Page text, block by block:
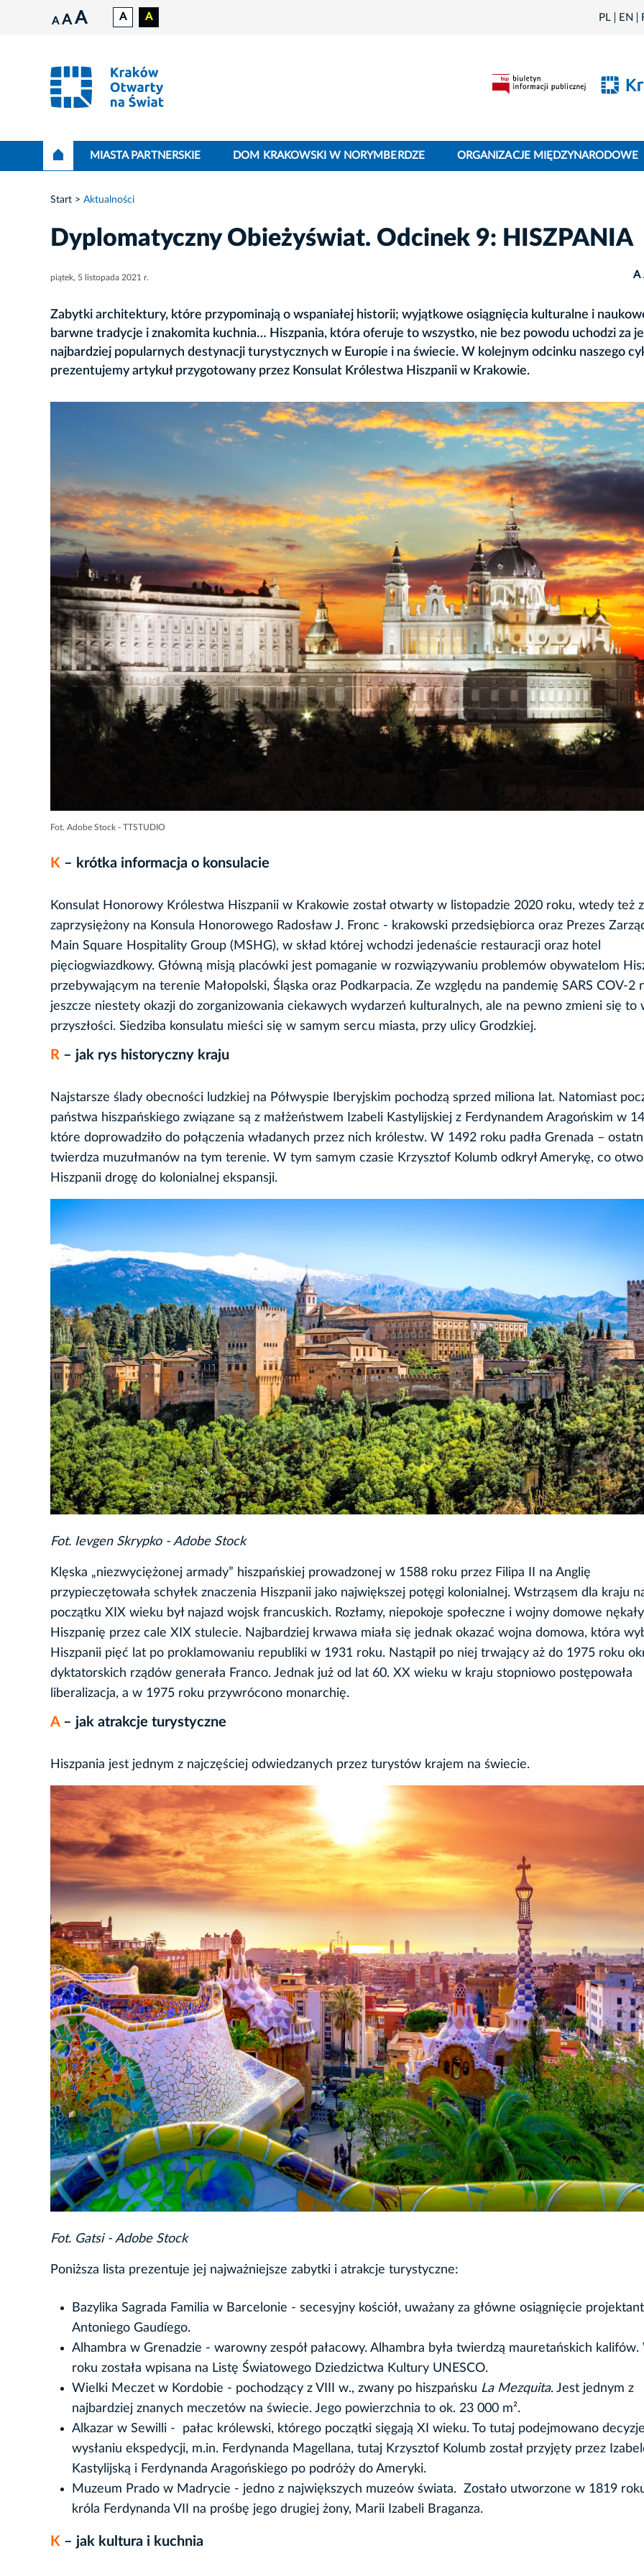
A A A A A PL EN
MIASTA PARTNERSKIE DOM KRAKOWSKI W NORYMBERDZE ORGANIZACJE MIĘDZYNARODOWE
Start Aktualności
Dyplomatyczny Obieżyświat. Odcinek 9: HISZPANIA
piątek, 5 listopada 2021 r. A
Zabytki architektury, które przypominają o wspaniałej historii; wyjątkowe osiągnięcia kulturalne i
barwne tradycje i znakomita kuchnia… Hiszpania, która oferuje to wszystko, nie bez powodu uchodzi za
najbardziej popularnych destynacji turystycznych w Europie i na świecie. W kolejnym odcinku naszego
prezentujemy artykuł przygotowany przez Konsulat Królestwa Hiszpanii w Krakowie.
Fot. Adobe Stock - TTSTUDIO
K – krótka informacja o konsulacie
Konsulat Honorowy Królestwa Hiszpanii w Krakowie został otwarty w listopadzie 2020 roku, wtedy też
zaprzysiężony na Konsula Honorowego Radosław J. Fronc - krakowski przedsiębiorca oraz Prezes
Main Square Hospitality Group (MSHG), w skład której wchodzi jedenaście restauracji oraz hotel
pięciogwiazdkowy. Główną misją placówki jest pomaganie w rozwiązywaniu problemów obywatelom
przebywającym na terenie Małopolski, Śląska oraz Podkarpacia. Ze względu na pandemię SARS COV-2
jeszcze niestety okazji do zorganizowania ciekawych wydarzeń kulturalnych, ale na pewno zmieni się to
przyszłości. Siedziba konsulatu mieści się w samym sercu miasta, przy ulicy Grodzkiej.
R – jak rys historyczny kraju
Najstarsze ślady obecności ludzkiej na Półwyspie Iberyjskim pochodzą sprzed miliona lat. Natomiast
państwa hiszpańskiego związane są z małżeństwem Izabeli Kastylijskiej z Ferdynandem Aragońskim w
które doprowadziło do połączenia władanych przez nich królestw. W 1492 roku padła Grenada –
twierdza muzułmanów na tym terenie. W tym samym czasie Krzysztof Kolumb odkrył Amerykę, co
Hiszpanii drogę do kolonialnej ekspansji.
Fot. Ievgen Skrypko - Adobe Stock
Klęska „niezwyciężonej armady” hiszpańskiej prowadzonej w 1588 roku przez Filipa II na Anglię
przypieczętowała schyłek znaczenia Hiszpanii jako największej potęgi kolonialnej. Wstrząsem dla kraju
początku XIX wieku był najazd wojsk francuskich. Rozłamy, niepokoje społeczne i wojny domowe nękały
Hiszpanię przez cale XIX stulecie. Najbardziej krwawa miała się jednak okazać wojna domowa, która
Hiszpanii pięć lat po proklamowaniu republiki w 1931 roku. Nastąpił po niej trwający aż do 1975 roku
dyktatorskich rządów generała Franco. Jednak już od lat 60. XX wieku w kraju stopniowo postępowała
liberalizacja, a w 1975 roku przywrócono monarchię.
A– jak atrakcje turystyczne
Hiszpania jest jednym z najczęściej odwiedzanych przez turystów krajem na świecie.
Fot. Gatsi - Adobe Stock
Poniższa lista prezentuje jej najważniejsze zabytki i atrakcje turystyczne:
Bazylika Sagrada Familia w Barcelonie - secesyjny kościół, uważany za główne osiągnięcie
Antoniego Gaudíego.
Alhambra w Grenadzie - warowny zespół pałacowy. Alhambra była twierdzą mauretańskich
roku została wpisana na Listę Światowego Dziedzictwa Kultury UNESCO.
Wielki Meczet w Kordobie - pochodzący z VIII w., zwany po hiszpańsku La Mezquita. Jest jednym z
najbardziej znanych meczetów na świecie. Jego powierzchnia to ok. 23 000 m².
Alkazar w Sewilli - pałac królewski, którego początki sięgają XI wieku. To tutaj podejmowano
wysłaniu ekspedycji, m.in. Ferdynanda Magellana, tutaj Krzysztof Kolumb został przyjęty przez
Kastylijską i Ferdynanda Aragońskiego po podróży do Ameryki.
Muzeum Prado w Madrycie - jedno z największych muzeów świata. Zostało utworzone w 1819
króla Ferdynanda VII na prośbę jego drugiej żony, Marii Izabeli Braganza.
K – jak kultura i kuchnia